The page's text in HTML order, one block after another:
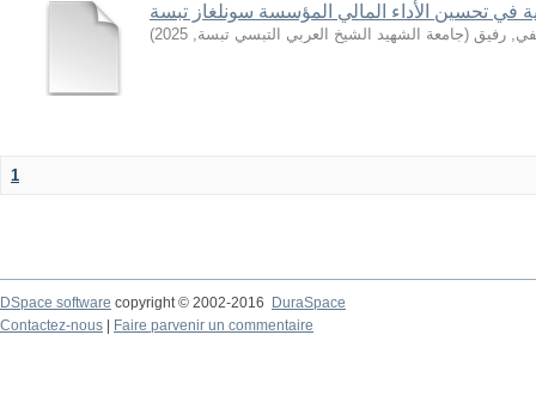
في تحسين الأداء المالي المؤسسة سونلغاز تبسة
رفيق (جامعة الشهيد الشيخ العربي التبسي تبسة,
2025
)
1
DSpace software copyright © 2002-2016
DuraSpace
Contactez-nous
Faire parvenir un commentaire